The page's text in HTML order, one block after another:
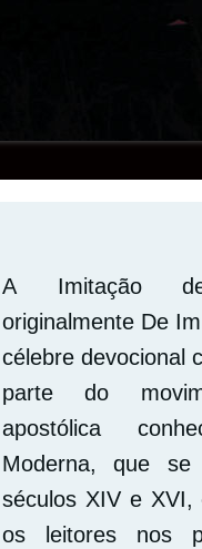
A Imitação
originalmente De
célebre devocional
parte do
apostólica
Moderna, que se
séculos XIV e XVI,
os leitores nos